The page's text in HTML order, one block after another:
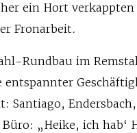
ein Hort verkappten
Fronarbeit.
Rundbau im
entspannter
Santiago,
„Heike, ich hab‘